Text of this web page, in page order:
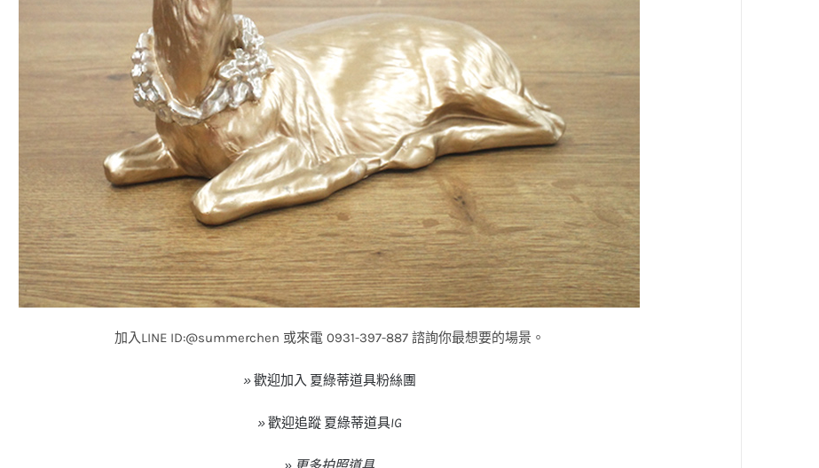
加入LINE ID:@summerchen 或來電0931-397-887 諮詢你最想要的場景。
»歡迎加入 夏綠蒂道具粉絲團
»歡迎追蹤 夏綠蒂道具IG